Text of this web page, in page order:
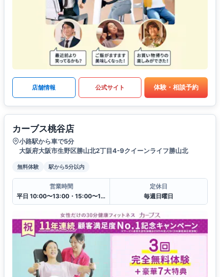
店舗情報 公式サイト 体験・相談予約
カーブス桃谷店
小路駅から車で5分
大阪府大阪市生野区勝山北2丁目4-9クイーンライフ勝山北
無料体験 駅から5分以内
営業時間
平日 10:00〜13:00・15:00〜19:00
定休日
毎週日曜日